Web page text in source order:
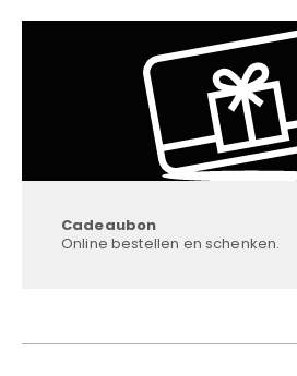
Cadeaubon
Online bestellen en schenken.